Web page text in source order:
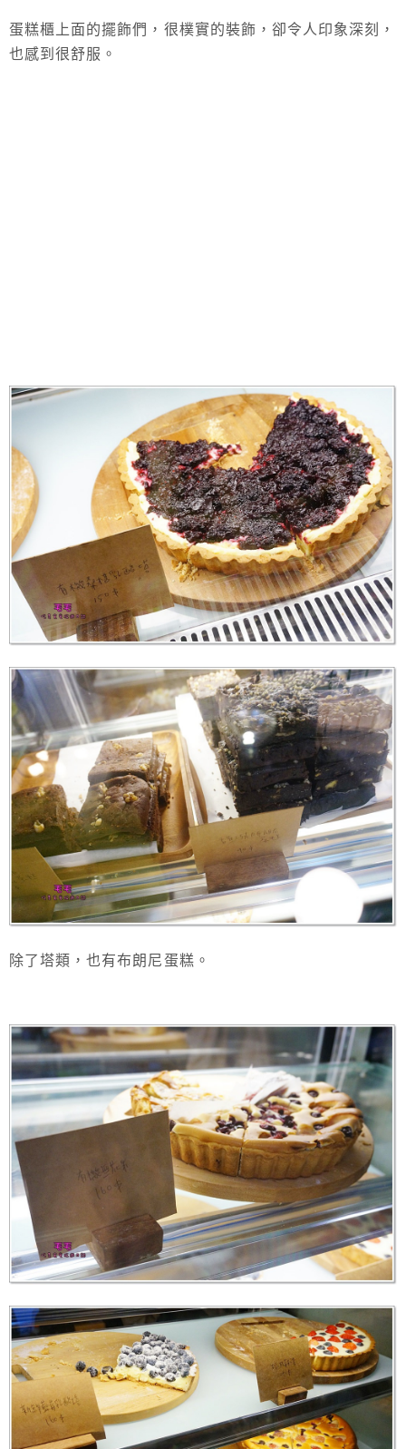
蛋糕櫃上面的擺飾們，很樸實的裝飾，卻令人印象深刻，
也感到很舒服。
除了塔類，也有布朗尼蛋糕。